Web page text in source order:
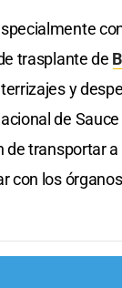
trasplante de
y
de
de transportar
con los